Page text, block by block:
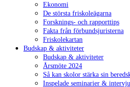
Ekonomi
De största friskoleägarna
Forsknings- och rapporttips
Fakta från förbundsjuristerna
Friskolekartan
Budskap & aktiviteter
Budskap & aktiviteter
Årsmöte 2024
Så kan skolor stärka sin
Inspelade seminarier &